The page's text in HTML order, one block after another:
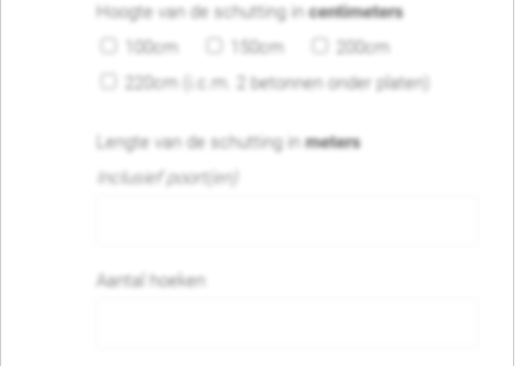
Hoogte van de schutting incentimeters
100cm
150cm
200cm
220cm (i.c.m. 2 betonnen onder platen)
Lengte van de schutting inmeters
Inclusief poort(en)
Aantal hoeken